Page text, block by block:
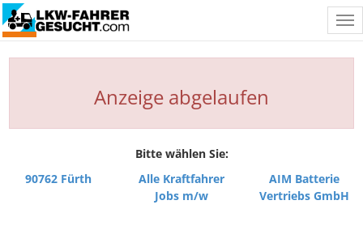
Anzeige abgelaufen
Bitte wählen Sie:
90762 Fürth
Alle Kraftfahrer
Jobs m/w
AIM Batterie
Vertriebs GmbH